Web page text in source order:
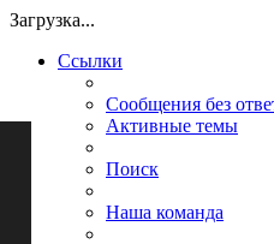
Загрузка...
Ссылки
Сообщения без
Активные темы
Поиск
Наша команда